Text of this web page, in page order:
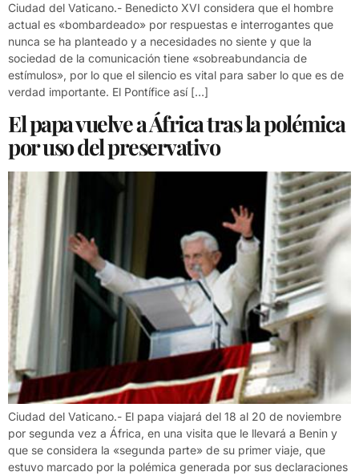
Ciudad del Vaticano.- Benedicto XVI considera que el hombre
actual es «bombardeado» por respuestas e interrogantes que
nunca se ha planteado y a necesidades no siente y que la
sociedad de la comunicación tiene «sobreabundancia de
estímulos», por lo que el silencio es vital para saber lo que es de
verdad importante. El Pontífice así […]
El papa vuelve a África tras la polémica
por uso del preservativo
Ciudad del Vaticano.- El papa viajará del 18 al 20 de noviembre
por segunda vez a África, en una visita que le llevará a Benin y
que se considera la «segunda parte» de su primer viaje, que
estuvo marcado por la polémica generada por sus declaraciones